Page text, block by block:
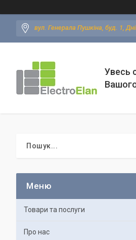
вул. Генерала Пушкіна, буд. 1,
Увесь
Товари та послуги
Про нас